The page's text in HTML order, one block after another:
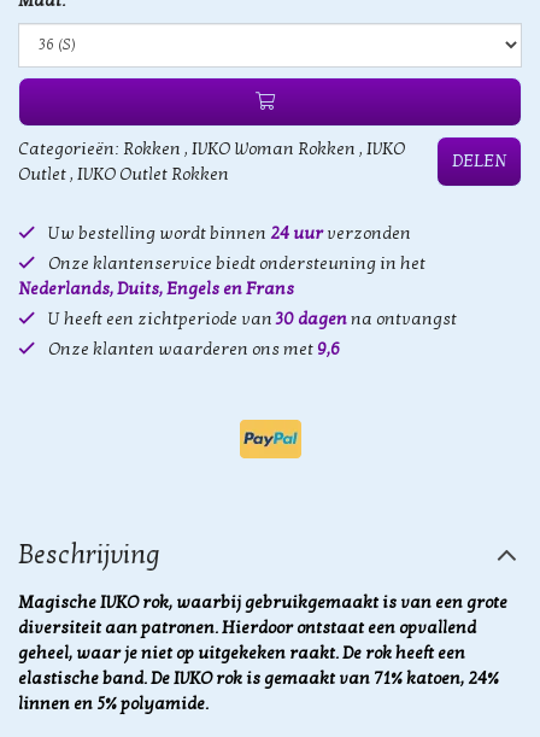
Categorieën: Rokken , IVKO Woman Rokken , IVKO
Outlet, IVKO Outlet Rokken
DELEN
Uw bestelling wordt binnen 24 uurverzonden
Onze klantenservice biedt ondersteuning in het
Nederlands, Duits, Engels en Frans
U heeft een zichtperiode van30 dagenna ontvangst
Onze klanten waarderen ons met 9,6
Beschrijving
Magische IVKO rok, waarbij gebruikgemaakt is van een grote
diversiteit aan patronen. Hierdoor ontstaat een opvallend
geheel, waar je niet op uitgekeken raakt. De rok heeft een
elastische band. De IVKO rok is gemaakt van 71% katoen, 24%
linnen en 5% polyamide.